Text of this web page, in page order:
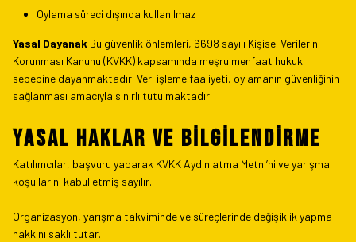
Oylama süreci dışında kullanılmaz
Yasal Dayanak Bu güvenlik önlemleri, 6698 sayılı Kişisel Verilerin
Korunması Kanunu (KVKK) kapsamında meşru menfaat hukuki
sebebine dayanmaktadır. Veri işleme faaliyeti, oylamanın güvenliğinin
sağlanması amacıyla sınırlı tutulmaktadır.
YASAL HAKLAR VE BİLGİLENDİRME
Katılımcılar, başvuru yaparak KVKK Aydınlatma Metni’ni ve yarışma
koşullarını kabul etmiş sayılır.
Organizasyon, yarışma takviminde ve süreçlerinde değişiklik yapma
hakkını saklı tutar.